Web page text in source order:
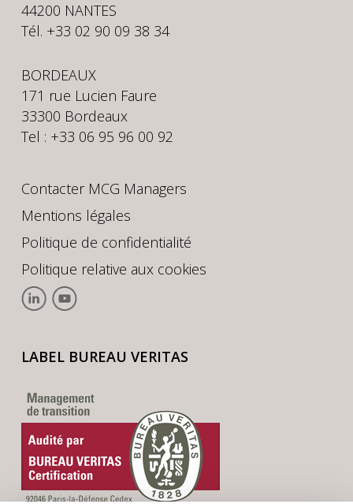
44200 NANTES
Tél. +33 02 90 09 38 34
BORDEAUX
171 rue Lucien Faure
33300 Bordeaux
Tel : +33 06 95 96 00 92
Contacter MCG Managers
Mentions légales
Politique de confidentialité
Politique relative aux cookies
LABEL BUREAU VERITAS